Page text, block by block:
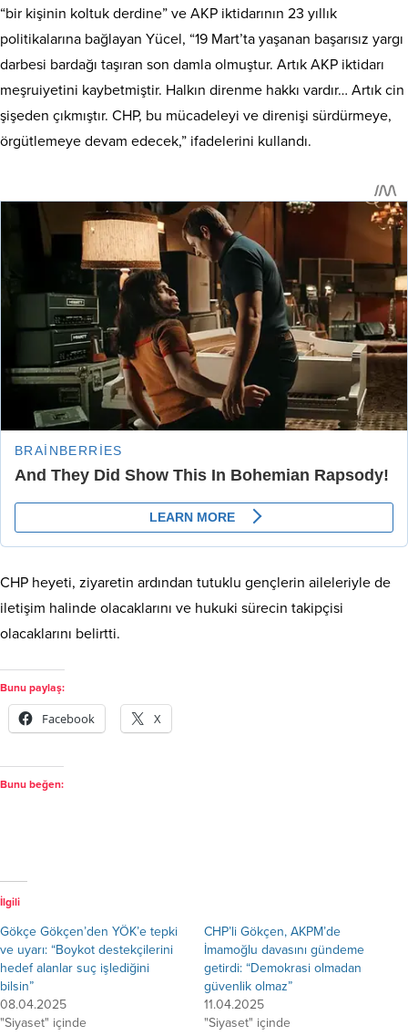
“bir kişinin koltuk derdine” ve AKP iktidarının 23 yıllık
politikalarına bağlayan Yücel, “19 Mart’ta yaşanan başarısız yargı
darbesi bardağı taşıran son damla olmuştur. Artık AKP iktidarı
meşruiyetini kaybetmiştir. Halkın direnme hakkı vardır… Artık cin
şişeden çıkmıştır. CHP, bu mücadeleyi ve direnişi sürdürmeye,
örgütlemeye devam edecek,” ifadelerini kullandı.
CHP heyeti, ziyaretin ardından tutuklu gençlerin aileleriyle de
iletişim halinde olacaklarını ve hukuki sürecin takipçisi
olacaklarını belirtti.
Bunu paylaş:
Facebook X
Bunu beğen:
İlgili
Gökçe Gökçen’den YÖK’e tepki
ve uyarı: “Boykot destekçilerini
hedef alanlar suç işlediğini
bilsin”
08.04.2025
"Siyaset" içinde
CHP’li Gökçen, AKPM’de
İmamoğlu davasını gündeme
getirdi: “Demokrasi olmadan
güvenlik olmaz”
11.04.2025
"Siyaset" içinde